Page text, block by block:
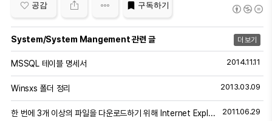
공감 구독하기
System/System Mangement 관련 글 더 보기
MSSQL 테이블 명세서 2014.11.11
Winsxs 폴더 정리 2013.03.09
한 번에 3개 이상의 파일을 다운로드하기 위해 Internet Explorer를 구성하는 방법 2011.06.29